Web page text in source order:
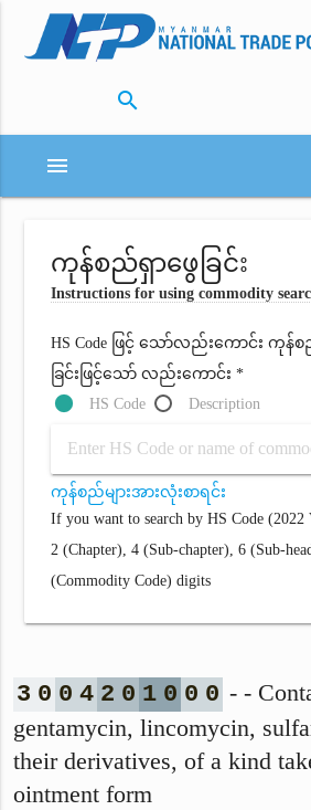
search
menu
ကုန်စည်ရှာဖွေခြင်း
Instructions for using commodity
HS Code ဖြင့် သော်လည်းကောင်း
ခြင်းဖြင့်သော် လည်းကောင်း *
HS Code
Description
ကုန်စည်များအားလုံးစာရင်း
If you want to search by HS Code (2022
2 (Chapter), 4 (Sub-chapter), 6 (Sub-
(Commodity Code) digits
3 0 0 4 2 0 1 0 0 0 - -
gentamycin, lincomycin,
their derivatives, of a kind
ointment form